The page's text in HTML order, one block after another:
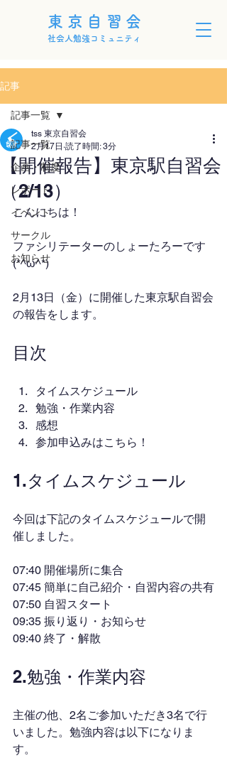
東京自習会
社会人勉強コミュニティ
記事
記事一覧
企画・制度
レポート
イベント
サークル
お知らせ
記事一覧
【開催報告】東京駅自習会
（2/13）
tss 東京自習会
2月17日 読了時間: 3分
こんにちは！
ファシリテーターのしょーたろーです
(*^ω^*)
2月13日（金）に開催した東京駅自習会
の報告をします。
目次
タイムスケジュール
勉強・作業内容
感想
参加申込みはこちら！
1.タイムスケジュール
今回は下記のタイムスケジュールで開
催しました。
07:40 開催場所に集合
07:45 簡単に自己紹介・自習内容の共有
07:50 自習スタート
09:35 振り返り・お知らせ
09:40 終了・解散
2.勉強・作業内容
主催の他、2名ご参加いただき3名で行
いました。勉強内容は以下になりま
す。